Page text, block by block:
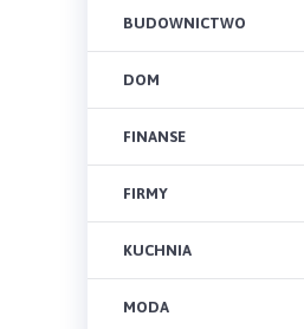
BUDOWNICTWO
DOM
FINANSE
FIRMY
KUCHNIA
MODA